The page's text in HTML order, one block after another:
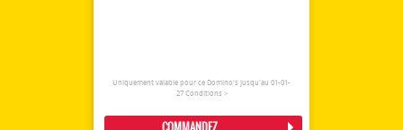
Uniquement valable pour ce Domino's jusqu'au 01-01-
27 Conditions >